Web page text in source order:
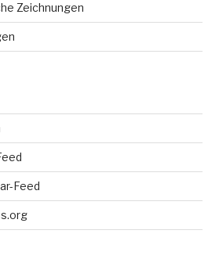
Zeichnungen
Feed